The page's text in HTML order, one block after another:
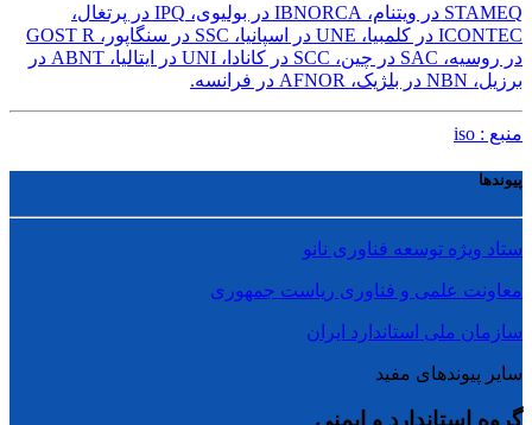
STAMEQ در ویتنام، IBNORCA در بولیوی،
IPQ در پرتغال،
ICONTEC در کلمبیا،
UNE در اسپانیا، SSC در سنگاپور،
GOST R
در روسیه، SAC در چین، SCC در کانادا، UNI در ایتالیا،
ABNT در
برزیل، NBN در بلژیک، AFNOR در فرانسه.
منبع : iso
پیوندها
ستاد ویژه توسعه فناوری نانو
معاونت علمی و فناوری ریاست جمهوری
سازمان ملی استاندارد ایران
سایر پیوندهای مفید
گروه استاندارد و ایمنی